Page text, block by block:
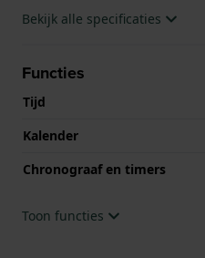
Bekijk alle specificaties
Functies
Tijd
Kalender
Chronograaf en timers
Toon functies